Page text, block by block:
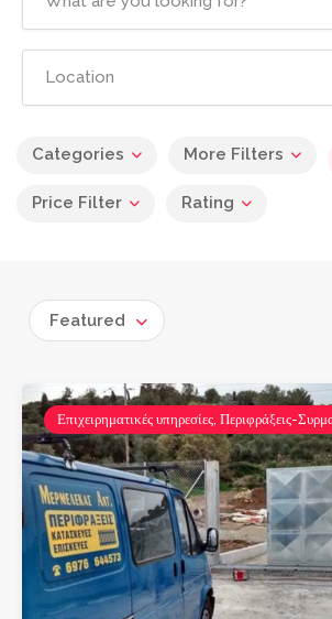
Categories More Filters
Price Filter Rating
Featured
Επιχειρηματικές υπηρεσίες, Περιφράξεις-